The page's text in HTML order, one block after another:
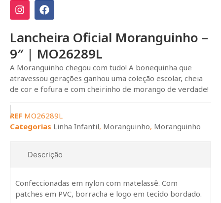
Lancheira Oficial Moranguinho –
9″ | MO26289L
A Moranguinho chegou com tudo! A bonequinha que
atravessou gerações ganhou uma coleção escolar, cheia
de cor e fofura e com cheirinho de morango de verdade!
REF MO26289L
Categorias Linha Infantil, Moranguinho, Moranguinho
Descrição
Confeccionadas em nylon com matelassê. Com
patches em PVC, borracha e logo em tecido bordado.